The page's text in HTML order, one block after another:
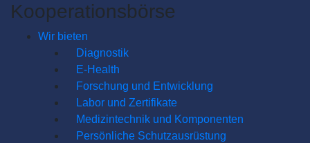
Kooperationsbörse
Wir bieten
Diagnostik
E-Health
Forschung und Entwicklung
Labor und Zertifikate
Medizintechnik und Komponenten
Persönliche Schutzausrüstung